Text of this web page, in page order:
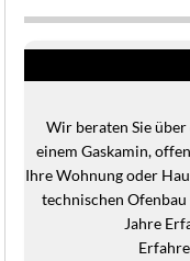
Wir beraten Sie
einem Gaskamin,
Ihre Wohnung oder
technischen
Jahre